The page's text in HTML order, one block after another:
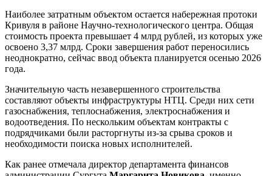
Наиболее затратным объектом остается набережная протоки
Кривуля в районе Научно-технологического центра. Общая
стоимость проекта превышает 4 млрд рублей, из которых уже
освоено 3,37 млрд. Сроки завершения работ переносились
неоднократно, сейчас ввод объекта планируется осенью 2026
года.
Значительную часть незавершенного строительства
составляют объекты инфраструктуры НТЦ. Среди них сети
газоснабжения, теплоснабжения, электроснабжения и
водоотведения. По нескольким объектам контракты с
подрядчиками были расторгнуты из-за срыва сроков и
необходимости поиска новых исполнителей.
Как ранее отмечала директор департамента финансов